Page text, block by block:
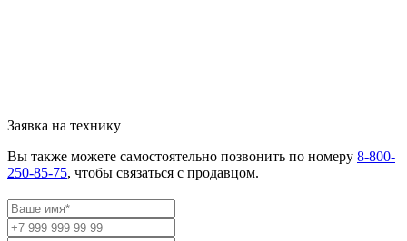
Заявка на технику
Вы также можете самостоятельно позвонить по номеру 8-800-
250-85-75, чтобы связаться с продавцом.